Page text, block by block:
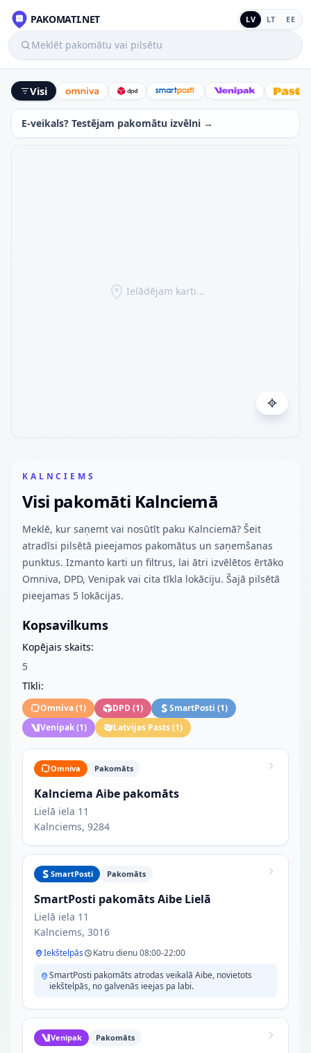
PAKOMATI.NET LV LT EE
Meklēt pakomātu vai pilsētu
Visi Omniva DPD SmartPostiVenipak
E-veikals? Testējam pakomātu izvēlni →
Ielādējam karti...
KALNCIEMS
Visi pakomāti Kalnciemā
Meklē, kur saņemt vai nosūtīt paku Kalnciemā? Šeit
atradīsi pilsētā pieejamos pakomātus un saņemšanas
punktus. Izmanto karti un filtrus, lai ātri izvēlētos ērtāko
Omniva, DPD, Venipak vai cita tīkla lokāciju. Šajā pilsētā
pieejamas 5 lokācijas.
Kopsavilkums
Kopējais skaits:
5
Tīkli:
Omniva(1) DPD(1) SmartPosti (1)
Venipak(1) Latvijas Pasts(1)
Omniva Pakomāts
Kalnciema Aibe pakomāts
Lielā iela 11
Kalnciems, 9284
SmartPosti Pakomāts
SmartPosti pakomāts Aibe Lielā
Lielā iela 11
Kalnciems, 3016
Iekštelpās
Katru dienu 08:00-22:00
SmartPosti pakomāts atrodas veikalā Aibe, novietots
iekštelpās, no galvenās ieejas pa labi.
Venipak Pakomāts